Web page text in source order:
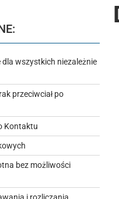
wszystkich niezależnie
przeciwciał po
Kontaktu
bez możliwości